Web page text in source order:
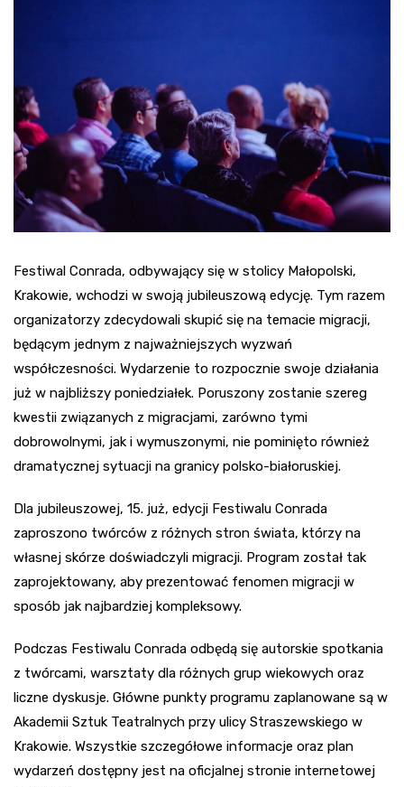
Festiwal Conrada, odbywający się w stolicy Małopolski,
Krakowie, wchodzi w swoją jubileuszową edycję. Tym razem
organizatorzy zdecydowali skupić się na temacie migracji,
będącym jednym z najważniejszych wyzwań
współczesności. Wydarzenie to rozpocznie swoje działania
już w najbliższy poniedziałek. Poruszony zostanie szereg
kwestii związanych z migracjami, zarówno tymi
dobrowolnymi, jak i wymuszonymi, nie pominięto również
dramatycznej sytuacji na granicy polsko-białoruskiej.
Dla jubileuszowej, 15. już, edycji Festiwalu Conrada
zaproszono twórców z różnych stron świata, którzy na
własnej skórze doświadczyli migracji. Program został tak
zaprojektowany, aby prezentować fenomen migracji w
sposób jak najbardziej kompleksowy.
Podczas Festiwalu Conrada odbędą się autorskie spotkania
z twórcami, warsztaty dla różnych grup wiekowych oraz
liczne dyskusje. Główne punkty programu zaplanowane są w
Akademii Sztuk Teatralnych przy ulicy Straszewskiego w
Krakowie. Wszystkie szczegółowe informacje oraz plan
wydarzeń dostępny jest na oficjalnej stronie internetowej